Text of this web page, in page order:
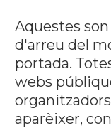
Aquestes
d'arreu del
portada.
webs
aparèixer,